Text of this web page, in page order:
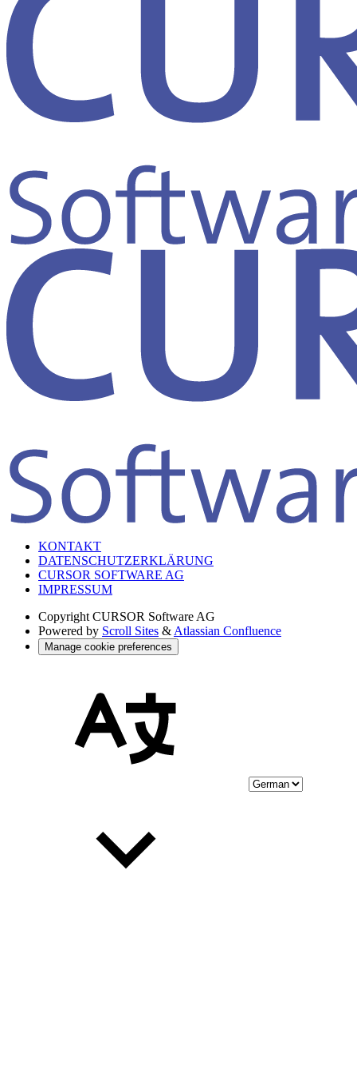
KONTAKT
DATENSCHUTZERKLÄRUNG
CURSOR SOFTWARE AG
IMPRESSUM
Copyright CURSOR Software AG
Powered by Scroll Sites &Atlassian Confluence
Manage cookie preferences